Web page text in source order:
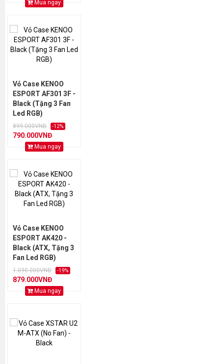
Mua ngay
Vỏ Case KENOO
ESPORT AF301 3F -
Black (Tặng 3 Fan
Led RGB)
899.000VNĐ -12%
790.000VNĐ
Mua ngay
Vỏ Case KENOO
ESPORT AK420 -
Black (ATX, Tặng 3
Fan Led RGB)
1.090.000VNĐ -19%
879.000VNĐ
Mua ngay